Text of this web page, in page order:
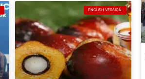
ENGLISH VERSION